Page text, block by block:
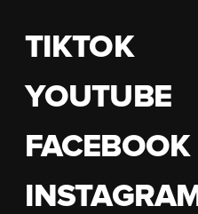
TIKTOK
YOUTUBE
FACEBOOK
INSTAGRAM